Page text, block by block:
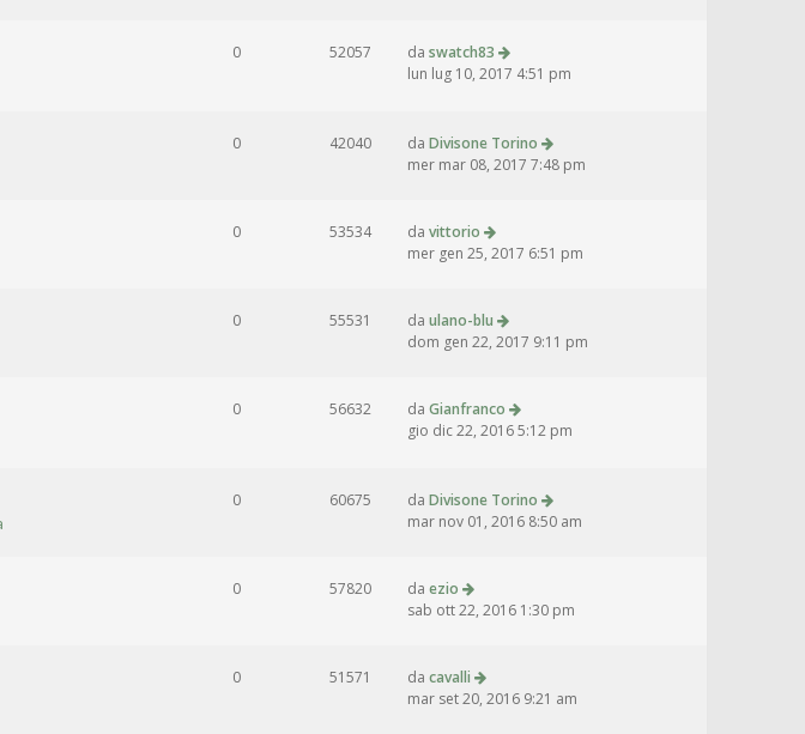
0 52057 da swatch83
lun lug 10, 2017 4:51 pm
0 42040 da Divisone Torino
mer mar 08, 2017 7:48 pm
0 53534 da vittorio
mer gen 25, 2017 6:51 pm
0 55531 da ulano-blu
dom gen 22, 2017 9:11 pm
0 56632 da Gianfranco
gio dic 22, 2016 5:12 pm
0 60675 da Divisone Torino
mar nov 01, 2016 8:50 am
0 57820 da ezio
sab ott 22, 2016 1:30 pm
0 51571 da cavalli
mar set 20, 2016 9:21 am